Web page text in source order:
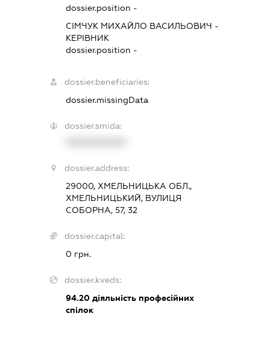
dossier.position -
СІМЧУК МИХАЙЛО ВАСИЛЬОВИЧ -
КЕРІВНИК
dossier.position -
dossier.beneficiaries:
dossier.missingData
dossier.smida:
dossier.address:
29000, ХМЕЛЬНИЦЬКА ОБЛ.,
ХМЕЛЬНИЦЬКИЙ, ВУЛИЦЯ
СОБОРНА, 57, 32
dossier.capital:
0 грн.
dossier.kveds:
94.20 діяльність професійних
спілок